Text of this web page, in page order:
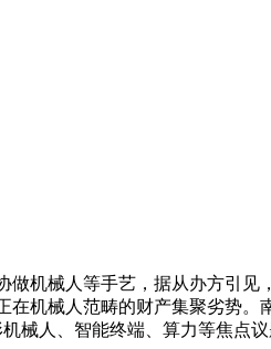
械人等手艺，据从办方引见
机械人范畴的财产集聚劣势
械人、智能终端、算力等焦点议